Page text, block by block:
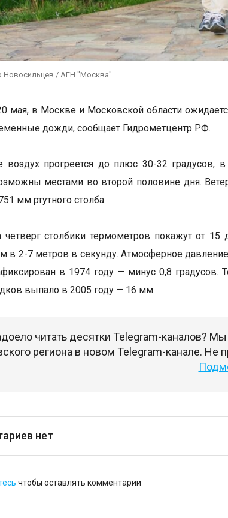
Новосильцев / АГН "Москва"
мая, в Москве и Московской области
дожди, сообщает Гидрометцентр РФ.
воздух прогреется до плюс 30-32
местами во второй половине дня.
мм ртутного столба.
четверг столбики термометров покажут от 15
в 2-7 метров в секунду. Атмосферное
в 1974 году — минус 0,8
выпало в 2005 году — 16 мм.
читать десятки Telegram-каналов?
региона в новом Telegram-канале. Не
нет
чтобы оставлять комментарии